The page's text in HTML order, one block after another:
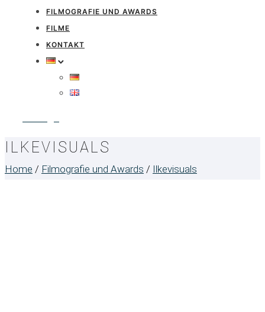
FILMOGRAFIE UND AWARDS
FILME
KONTAKT
ILKEVISUALS
Home / Filmografie und Awards / Ilkevisuals